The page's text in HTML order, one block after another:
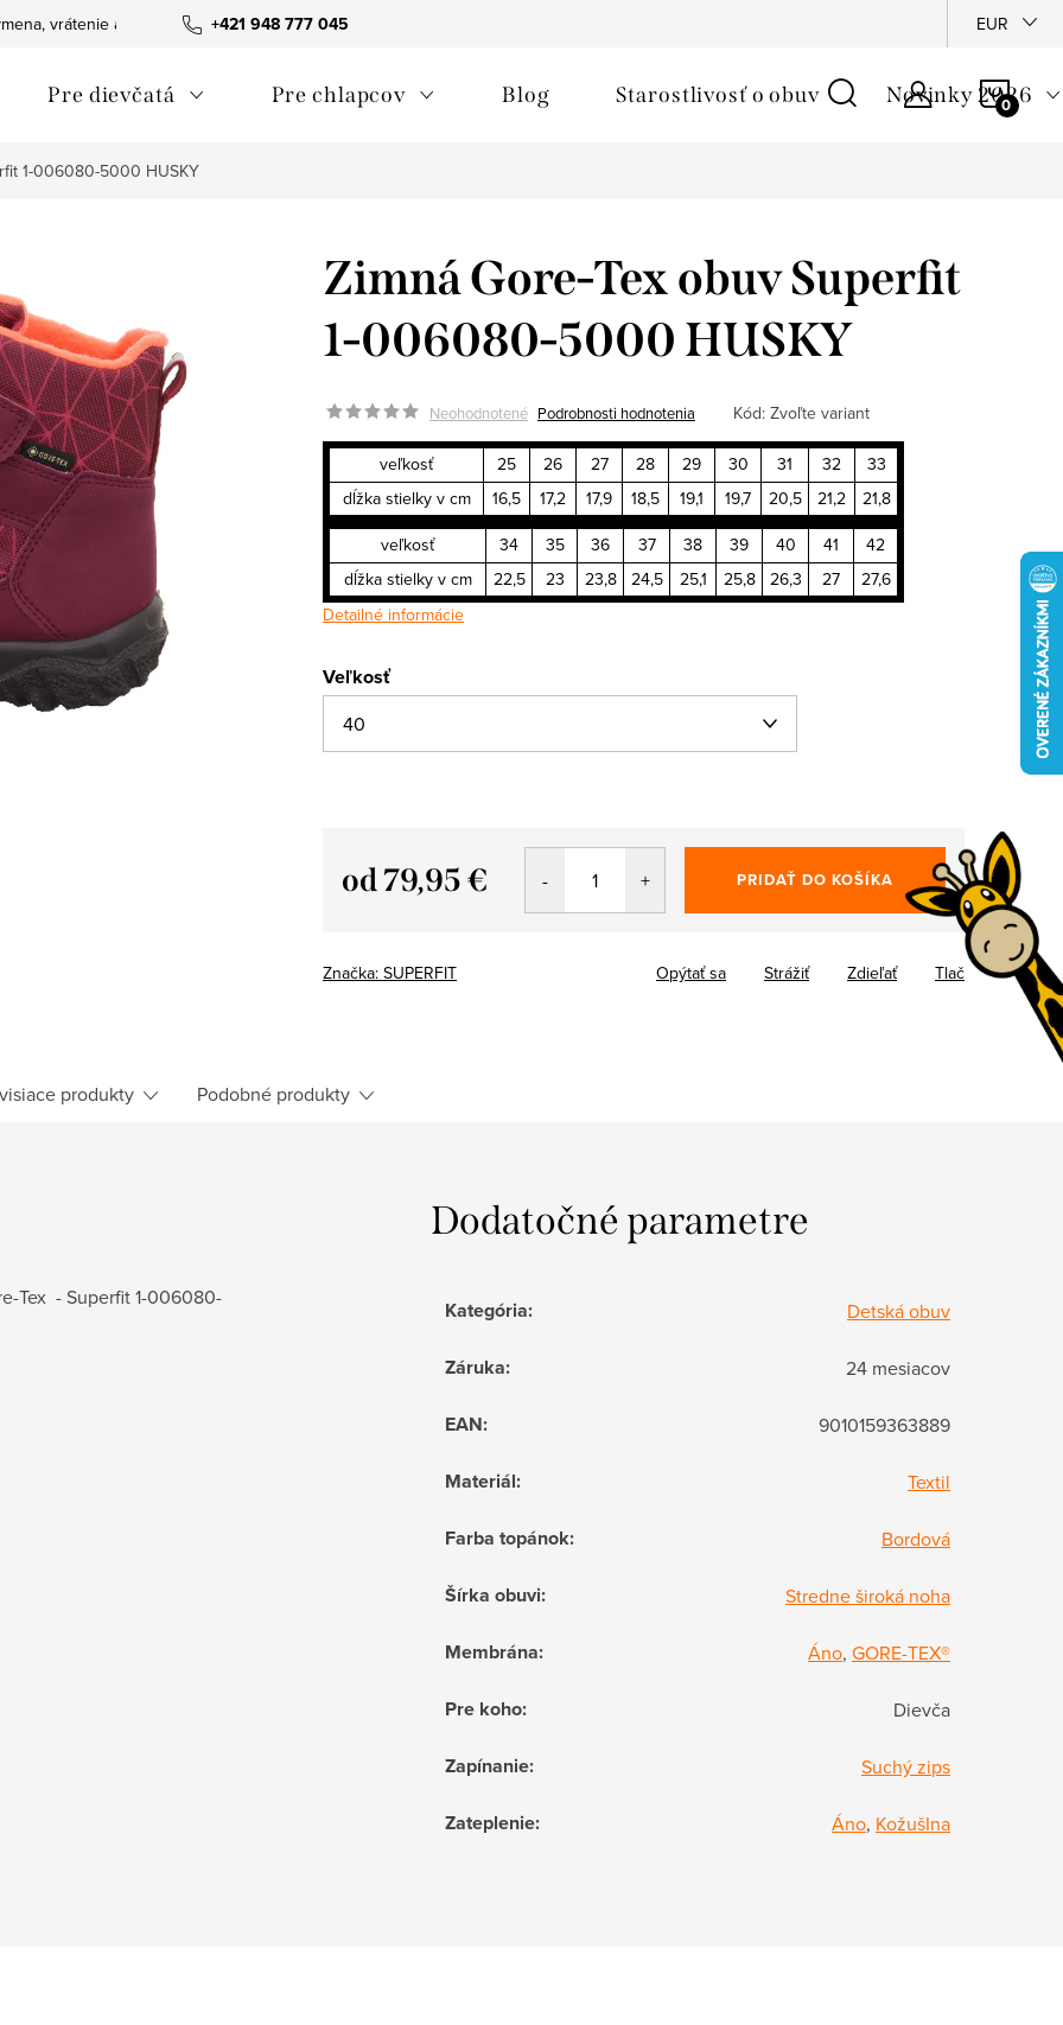
+421 948 777 045
vrátenie a reklamácie tovaru Ako nakupovať Ochrana osobných
EUR
Pre dievčatá Pre chlapcov Blog Starostlivosť o obuv Novinky 2026
1-006080-5000 HUSKY
Zimná Gore-Tex obuv Superfit
1-006080-5000 HUSKY
Neohodnotené Podrobnosti hodnotenia Kód: Zvoľte variant
veľkosť 25 26 27 28 29 30 31 32
33
dĺžka stielky v cm
16,5 17,2 17,9 18,5 19,1 19,7 20,5 21,2
21,8
veľkosť
34 35 36 37 38 39 40 41
42
dĺžka stielky v cm
22,5 23 23,8 24,5 25,1 25,8 26,3 27
27,6
Detailné informácie
Veľkosť
od79,95 € PRIDAŤ DO KOŠÍKA
Značka: SUPERFIT Tlač
Opýtať sa Strážiť Zdieľať
produkty Podobné produkty
Tex - Superfit 1-006080-
Dodatočné parametre
Kategória: Detská obuv
Záruka: 24 mesiacov
EAN: 9010159363889
Materiál: Textil
Farba topánok: Bordová
Šírka obuvi: Stredne široká noha
Membrána: Áno, GORE-TEX®
Pre koho: Dievča
Zapínanie: Suchý zips
Zateplenie: Áno, KožušIna